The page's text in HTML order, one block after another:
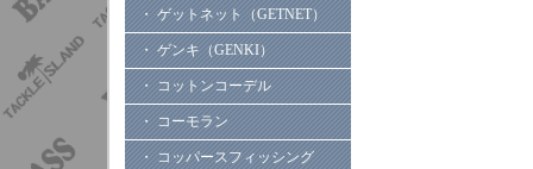
・ ゲットネット（GETNET）
・ ゲンキ（GENKI）
・ コットンコーデル
・ コーモラン
・ コッパースフィッシング